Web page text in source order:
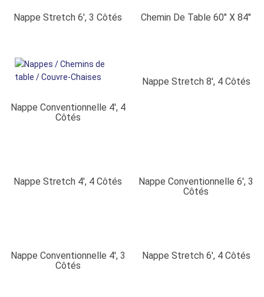
Nappe Stretch 6′, 3 Côtés Chemin De Table 60″ X 84″
Nappe Conventionnelle 4′, 4
Côtés
Nappe Stretch 8′, 4 Côtés
Nappe Stretch 4′, 4 Côtés
Nappe Conventionnelle 6′, 3
Côtés
Nappe Conventionnelle 4′, 3
Côtés
Nappe Stretch 6′, 4 Côtés